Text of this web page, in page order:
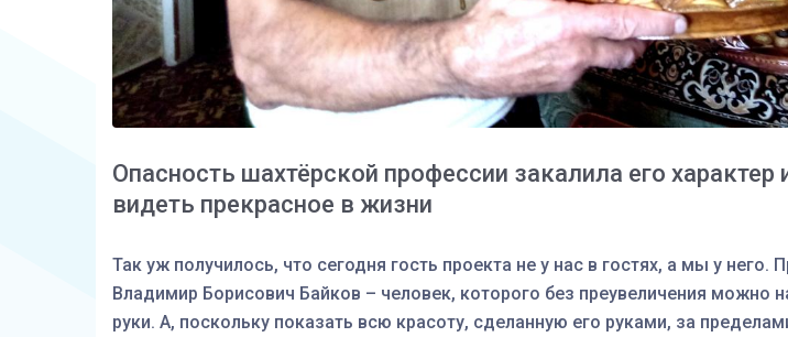
Опасность шахтёрской профессии закалила его
видеть прекрасное в жизни
Так уж получилось, что сегодня гость проекта не у нас в гостях, а мы у него.
Владимир Борисович Байков – человек, которого без преувеличения можно
руки. А, поскольку показать всю красоту, сделанную его руками, за